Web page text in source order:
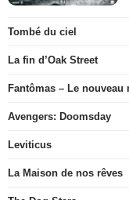
Tombé du ciel
La fin d’Oak Street
Fantômas – Le nouveau
Avengers: Doomsday
Leviticus
La Maison de nos rêves